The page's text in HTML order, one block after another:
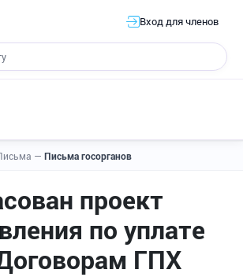
Вход для членов
— Письма госорганов
проект
по уплате
ГПХ